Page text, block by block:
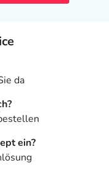
da
ein?